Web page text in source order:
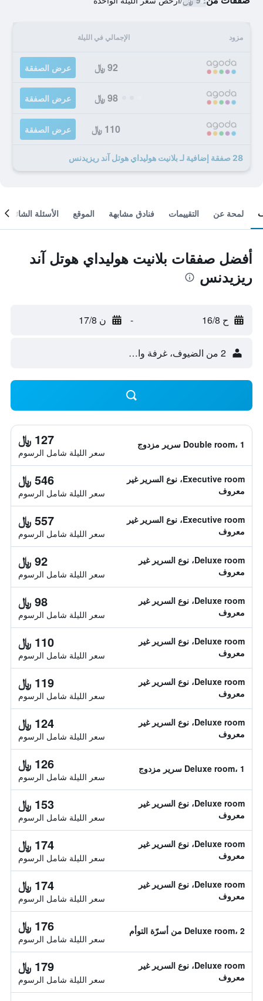
مزود الإجمالي في الليلة
92 ﷼ عرض الصفقة
98 ﷼ عرض الصفقة
110 ﷼ عرض الصفقة
28 صفقة إضافية لـ بلانيت هوليداي هوتل آند ريزيدنس
لمحة عن التقييمات فنادق مشابهة الموقع الأسئلة الشائعة
أفضل صفقات بلانيت هوليداي هوتل آند
ريزيدنس
ح 16/8 - ن 17/8
2 من الضيوف، غرفة واحدة
Double room، 1 سرير مزدوج 127 ﷼
سعر الليلة شامل الرسوم
Executive room، نوع السرير غير
معروف
546 ﷼
سعر الليلة شامل الرسوم
Executive room، نوع السرير غير
معروف
557 ﷼
سعر الليلة شامل الرسوم
Deluxe room، نوع السرير غير
معروف
92 ﷼
سعر الليلة شامل الرسوم
Deluxe room، نوع السرير غير
معروف
98 ﷼
سعر الليلة شامل الرسوم
Deluxe room، نوع السرير غير
معروف
110 ﷼
سعر الليلة شامل الرسوم
Deluxe room، نوع السرير غير
معروف
119 ﷼
سعر الليلة شامل الرسوم
Deluxe room، نوع السرير غير
معروف
124 ﷼
سعر الليلة شامل الرسوم
Deluxe room، 1 سرير مزدوج 126 ﷼
سعر الليلة شامل الرسوم
Deluxe room، نوع السرير غير
معروف
153 ﷼
سعر الليلة شامل الرسوم
Deluxe room، نوع السرير غير
معروف
174 ﷼
سعر الليلة شامل الرسوم
Deluxe room، نوع السرير غير
معروف
174 ﷼
سعر الليلة شامل الرسوم
Deluxe room، 2 من أسرّة التوأم 176 ﷼
سعر الليلة شامل الرسوم
Deluxe room، نوع السرير غير
معروف
179 ﷼
سعر الليلة شامل الرسوم